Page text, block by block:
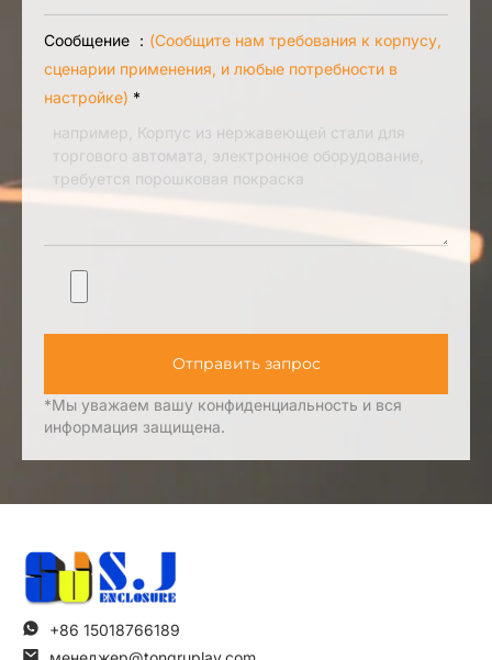
Сообщение ： (Сообщите нам требования к корпусу,
сценарии применения, и любые потребности в
настройке) *
Отправить запрос
*Мы уважаем вашу конфиденциальность и вся
информация защищена.
+86 15018766189